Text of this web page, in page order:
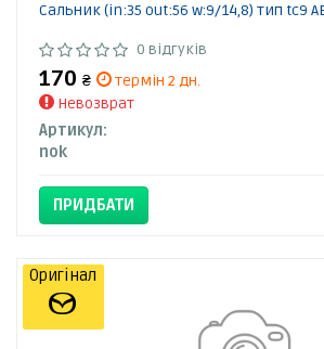
Сальник (in:35 out:56 w:9/14,8) тип tc9
0 відгуків
170 ₴
термін 2 дн.
Невозврат
Артикул:
nok
ПРИДБАТИ
Оригінал